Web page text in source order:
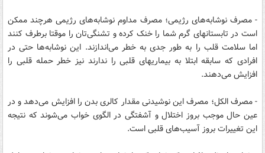
- مصرف نوشابه‌های رژیمی؛ مصرف مداوم نوشابه‌های رژیمی هرچند ممکن
است در تابستانهای گرم شما را خنک کرده و تشنگی‌تان را موقتا برطرف کنند
اما سلامت قلب را به طور جدی به خطر می‌اندازند. این نوشابه‌ها حتی در
افرادی که سابقه ابتلا به بیماریهای قلبی را ندارند نیز خطر حمله قلبی را
افزایش می‌دهند.
- مصرف الکل؛ مصرف این نوشیدنی مقدار کالری بدن را افزایش می‌دهد و در
عین حال موجب بروز اختلال و آشفتگی در الگوی خواب می‌شوند که نتیجه
این تغییرات بروز آسیب‌های قلبی است.